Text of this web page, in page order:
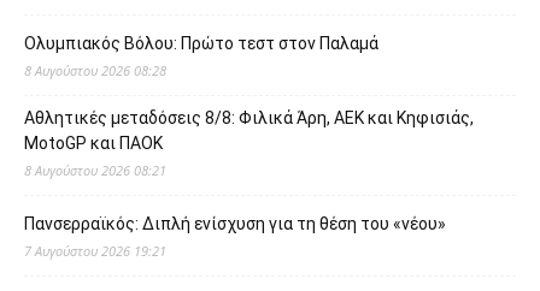
Ολυμπιακός Βόλου: Πρώτο τεστ στον Παλαμά
8 Αυγούστου 2026 08:28
Αθλητικές μεταδόσεις 8/8: Φιλικά Άρη, ΑΕΚ και Κηφισιάς,
MotoGP και ΠΑΟΚ
8 Αυγούστου 2026 08:21
Πανσερραϊκός: Διπλή ενίσχυση για τη θέση του «νέου»
7 Αυγούστου 2026 19:21